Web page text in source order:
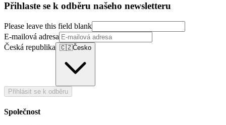
Přihlaste se k odběru našeho newsletteru
Please leave this field blank
E-mailová adresa
Česká republika 🇨🇿Česko
Přihlásit se k odběru
Společnost